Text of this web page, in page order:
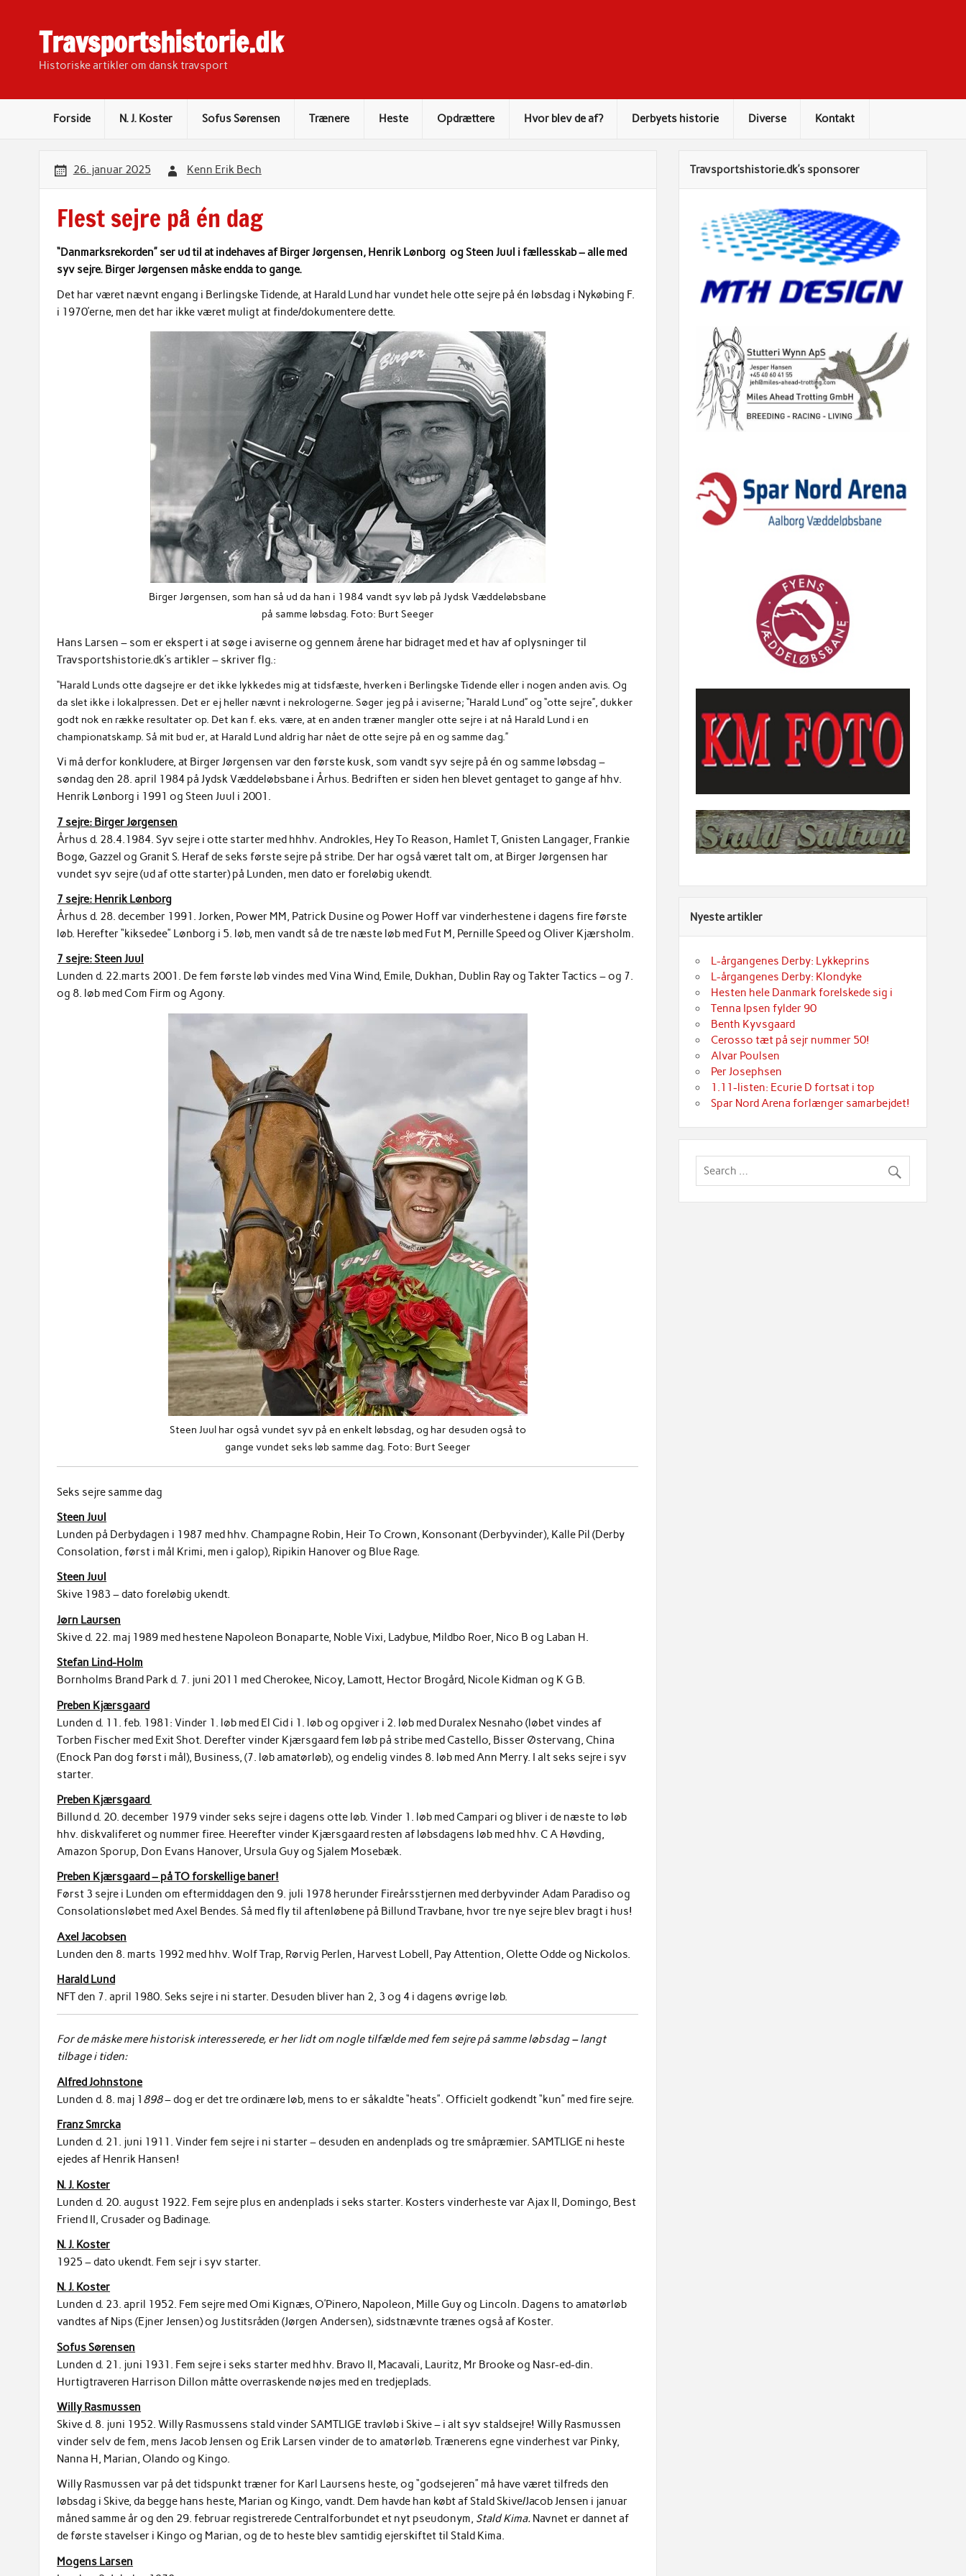
Travsportshistorie.dk
Historiske artikler om dansk travsport
Forside N. J. Koster Sofus Sørensen Trænere Heste Opdrættere Hvor blev de af? Derbyets historie Diverse Kontakt
26. januar 2025 Kenn Erik Bech
Flest sejre på én dag
“Danmarksrekorden” ser ud til at indehaves af Birger Jørgensen, Henrik Lønborg og Steen Juul i fællesskab – alle med
syv sejre. Birger Jørgensen måske endda to gange.
Det har været nævnt engang i Berlingske Tidende, at Harald Lund har vundet hele otte sejre på én løbsdag i Nykøbing F.
i 1970’erne, men det har ikke været muligt at finde/dokumentere dette.
Birger Jørgensen, som han så ud da han i 1984 vandt syv løb på Jydsk Væddeløbsbane
på samme løbsdag. Foto: Burt Seeger
Hans Larsen – som er ekspert i at søge i aviserne og gennem årene har bidraget med et hav af oplysninger til
Travsportshistorie.dk’s artikler – skriver flg.:
“Harald Lunds otte dagsejre er det ikke lykkedes mig at tidsfæste, hverken i Berlingske Tidende eller i nogen anden avis. Og
da slet ikke i lokalpressen. Det er ej heller nævnt i nekrologerne. Søger jeg på i aviserne; “Harald Lund” og “otte sejre”, dukker
godt nok en række resultater op. Det kan f. eks. være, at en anden træner mangler otte sejre i at nå Harald Lund i en
championatskamp. Så mit bud er, at Harald Lund aldrig har nået de otte sejre på en og samme dag.”
Vi må derfor konkludere, at Birger Jørgensen var den første kusk, som vandt syv sejre på én og samme løbsdag –
søndag den 28. april 1984 på Jydsk Væddeløbsbane i Århus. Bedriften er siden hen blevet gentaget to gange af hhv.
Henrik Lønborg i 1991 og Steen Juul i 2001.
7 sejre: Birger Jørgensen
Århus d. 28.4.1984. Syv sejre i otte starter med hhhv. Androkles, Hey To Reason, Hamlet T, Gnisten Langager, Frankie
Bogø, Gazzel og Granit S. Heraf de seks første sejre på stribe. Der har også været talt om, at Birger Jørgensen har
vundet syv sejre (ud af otte starter) på Lunden, men dato er foreløbig ukendt.
7 sejre: Henrik Lønborg
Århus d. 28. december 1991. Jorken, Power MM, Patrick Dusine og Power Hoff var vinderhestene i dagens fire første
løb. Herefter “kiksedee” Lønborg i 5. løb, men vandt så de tre næste løb med Fut M, Pernille Speed og Oliver Kjærsholm.
7 sejre: Steen Juul
Lunden d. 22.marts 2001. De fem første løb vindes med Vina Wind, Emile, Dukhan, Dublin Ray og Takter Tactics – og 7.
og 8. løb med Com Firm og Agony.
Steen Juul har også vundet syv på en enkelt løbsdag, og har desuden også to
gange vundet seks løb samme dag. Foto: Burt Seeger
Seks sejre samme dag
Steen Juul
Lunden på Derbydagen i 1987 med hhv. Champagne Robin, Heir To Crown, Konsonant (Derbyvinder), Kalle Pil (Derby
Consolation, først i mål Krimi, men i galop), Ripikin Hanover og Blue Rage.
Steen Juul
Skive 1983 – dato foreløbig ukendt.
Jørn Laursen
Skive d. 22. maj 1989 med hestene Napoleon Bonaparte, Noble Vixi, Ladybue, Mildbo Roer, Nico B og Laban H.
Stefan Lind-Holm
Bornholms Brand Park d. 7. juni 2011 med Cherokee, Nicoy, Lamott, Hector Brogård, Nicole Kidman og K G B.
Preben Kjærsgaard
Lunden d. 11. feb. 1981: Vinder 1. løb med El Cid i 1. løb og opgiver i 2. løb med Duralex Nesnaho (løbet vindes af
Torben Fischer med Exit Shot. Derefter vinder Kjærsgaard fem løb på stribe med Castello, Bisser Østervang, China
(Enock Pan dog først i mål), Business, (7. løb amatørløb), og endelig vindes 8. løb med Ann Merry. I alt seks sejre i syv
starter.
Preben Kjærsgaard
Billund d. 20. december 1979 vinder seks sejre i dagens otte løb. Vinder 1. løb med Campari og bliver i de næste to løb
hhv. diskvaliferet og nummer firee. Heerefter vinder Kjærsgaard resten af løbsdagens løb med hhv. C A Høvding,
Amazon Sporup, Don Evans Hanover, Ursula Guy og Sjalem Mosebæk.
Preben Kjærsgaard – på TO forskellige baner!
Først 3 sejre i Lunden om eftermiddagen den 9. juli 1978 herunder Fireårsstjernen med derbyvinder Adam Paradiso og
Consolationsløbet med Axel Bendes. Så med fly til aftenløbene på Billund Travbane, hvor tre nye sejre blev bragt i hus!
Axel Jacobsen
Lunden den 8. marts 1992 med hhv. Wolf Trap, Rørvig Perlen, Harvest Lobell, Pay Attention, Olette Odde og Nickolos.
Harald Lund
NFT den 7. april 1980. Seks sejre i ni starter. Desuden bliver han 2, 3 og 4 i dagens øvrige løb.
For de måske mere historisk interesserede, er her lidt om nogle tilfælde med fem sejre på samme løbsdag – langt
tilbage i tiden:
Alfred Johnstone
Lunden d. 8. maj 1 898– dog er det tre ordinære løb, mens to er såkaldte “heats”. Officielt godkendt “kun” med fire sejre.
Franz Smrcka
Lunden d. 21. juni 1911. Vinder fem sejre i ni starter – desuden en andenplads og tre småpræmier. SAMTLIGE ni heste
ejedes af Henrik Hansen!
N. J. Koster
Lunden d. 20. august 1922. Fem sejre plus en andenplads i seks starter. Kosters vinderheste var Ajax II, Domingo, Best
Friend II, Crusader og Badinage.
N. J. Koster
1925 – dato ukendt. Fem sejr i syv starter.
N. J. Koster
Lunden d. 23. april 1952. Fem sejre med Omi Kignæs, O’Pinero, Napoleon, Mille Guy og Lincoln. Dagens to amatørløb
vandtes af Nips (Ejner Jensen) og Justitsråden (Jørgen Andersen), sidstnævnte trænes også af Koster.
Sofus Sørensen
Lunden d. 21. juni 1931. Fem sejre i seks starter med hhv. Bravo II, Macavali, Lauritz, Mr Brooke og Nasr-ed-din.
Hurtigtraveren Harrison Dillon måtte overraskende nøjes med en tredjeplads.
Willy Rasmussen
Skive d. 8. juni 1952. Willy Rasmussens stald vinder SAMTLIGE travløb i Skive – i alt syv staldsejre! Willy Rasmussen
vinder selv de fem, mens Jacob Jensen og Erik Larsen vinder de to amatørløb. Trænerens egne vinderhest var Pinky,
Nanna H, Marian, Olando og Kingo.
Willy Rasmussen var på det tidspunkt træner for Karl Laursens heste, og “godsejeren” må have været tilfreds den
løbsdag i Skive, da begge hans heste, Marian og Kingo, vandt. Dem havde han købt af Stald Skive/Jacob Jensen i januar
måned samme år og den 29. februar registrerede Centralforbundet et nyt pseudonym, Stald Kima. Navnet er dannet af
de første stavelser i Kingo og Marian, og de to heste blev samtidig ejerskiftet til Stald Kima.
Mogens Larsen
Travsportshistorie.dk’s sponsorer
Nyeste artikler
L-årgangenes Derby: Lykkeprins
L-årgangenes Derby: Klondyke
Hesten hele Danmark forelskede sig i
Tenna Ipsen fylder 90
Benth Kyvsgaard
Cerosso tæt på sejr nummer 50!
Alvar Poulsen
Per Josephsen
1.11-listen: Ecurie D fortsat i top
Spar Nord Arena forlænger samarbejdet!